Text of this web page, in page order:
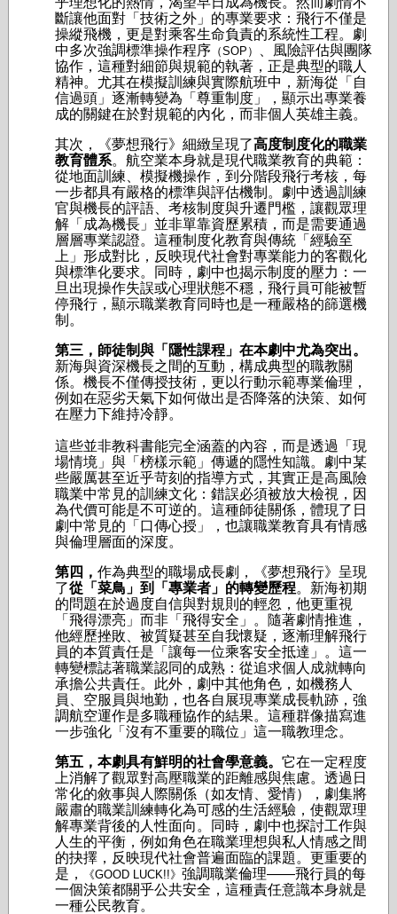
斷讓他面對「技術之外」的專業要求：飛行不僅是
操縱飛機，更是對乘客生命負責的系統性工程。劇
中多次強調標準操作程序 （SOP）
、風險評估與團隊
協作，這種對細節與規範的執著，正是典型的職人
精神。尤其在模擬訓練與實際航班中，新海從「自
信過頭」逐漸轉變為「尊重制度」，顯示出專業養
成的關鍵在於對規範的內化，而非個人英雄主義。
其次，《夢想飛行》細緻呈現了高度制度化的職業
教育體系。航空業本身就是現代職業教育的典範：
從地面訓練、模擬機操作，到分階段飛行考核，每
一步都具有嚴格的標準與評估機制。劇中透過訓練
官與機長的評語、考核制度與升遷門檻，讓觀眾理
解「成為機長」並非單靠資歷累積，而是需要通過
層層專業認證。這種制度化教育與傳統「經驗至
上」形成對比，反映現代社會對專業能力的客觀化
與標準化要求。同時，劇中也揭示制度的壓力：一
旦出現操作失誤或心理狀態不穩，飛行員可能被暫
停飛行，顯示職業教育同時也是一種嚴格的篩選機
制。
第三，師徒制與「隱性課程」在本劇中尤為突出。
新海與資深機長之間的互動，構成典型的職教關
係。機長不僅傳授技術，更以行動示範專業倫理，
例如在惡劣天氣下如何做出是否降落的決策、如何
在壓力下維持冷靜。
這些並非教科書能完全涵蓋的內容，而是透過「現
場情境」與「榜樣示範」傳遞的隱性知識。劇中某
些嚴厲甚至近乎苛刻的指導方式，其實正是高風險
職業中常見的訓練文化：錯誤必須被放大檢視，因
為代價可能是不可逆的。這種師徒關係，體現了日
劇中常見的「口傳心授」，也讓職業教育具有情感
與倫理層面的深度。
第四， 作為典型的職場成長劇，《夢想飛行》呈現
了從「菜鳥」到「專業者」的轉變歷程。新海初期
的問題在於過度自信與對規則的輕忽，他更重視
「飛得漂亮」而非「飛得安全」。隨著劇情推進，
他經歷挫敗、被質疑甚至自我懷疑，逐漸理解飛行
員的本質責任是「讓每一位乘客安全抵達」。這一
轉變標誌著職業認同的成熟：從追求個人成就轉向
承擔公共責任。此外，劇中其他角色，如機務人
員、空服員與地勤，也各自展現專業成長軌跡，強
調航空運作是多職種協作的結果。這種群像描寫進
一步強化「沒有不重要的職位」這一職教理念。
第五，本劇具有鮮明的社會學意義。 它在一定程度
上消解了觀眾對高壓職業的距離感與焦慮。透過日
常化的敘事與人際關係（如友情、愛情），劇集將
嚴肅的職業訓練轉化為可感的生活經驗，使觀眾理
解專業背後的人性面向。同時，劇中也探討工作與
人生的平衡，例如角色在職業理想與私人情感之間
的抉擇，反映現代社會普遍面臨的課題。更重要的
是，
《GOOD LUCK!!》 強調職業倫理——飛行員的每
一個決策都關乎公共安全，這種責任意識本身就是
一種公民教育。